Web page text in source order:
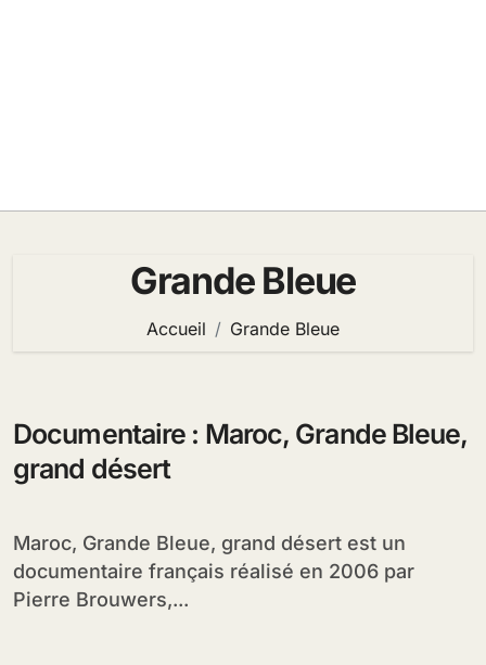
Grande Bleue
Accueil Grande Bleue
Documentaire : Maroc, Grande Bleue,
grand désert
Maroc, Grande Bleue, grand désert est un
documentaire français réalisé en 2006 par
Pierre Brouwers,...